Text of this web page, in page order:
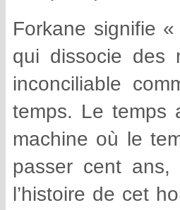
Forkane signifie
qui dissocie des
inconciliable
temps. Le temps
machine où le
passer cent
l’histoire de cet